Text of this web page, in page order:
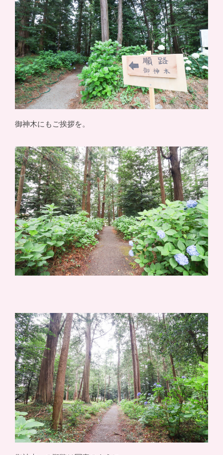
御神木にもご挨拶を。